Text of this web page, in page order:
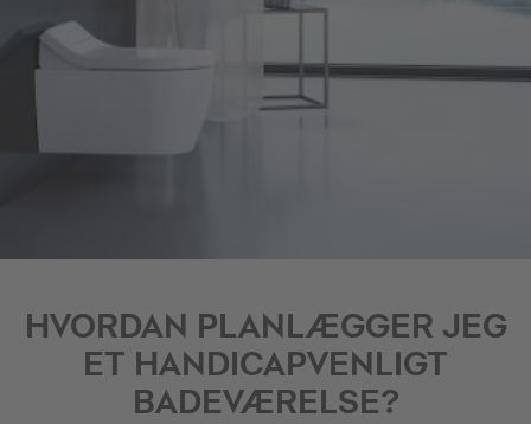
HVORDAN PLANLÆGGER JEG
ET HANDICAPVENLIGT
BADEVÆRELSE?